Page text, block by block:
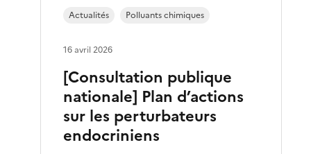
[Consultation publique
nationale] Plan d’actions
sur les perturbateurs
endocriniens
Actualités Polluants chimiques
16 avril 2026